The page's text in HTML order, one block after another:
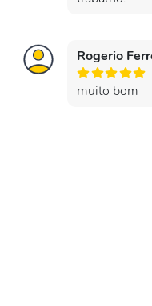
Rogerio
muito bom